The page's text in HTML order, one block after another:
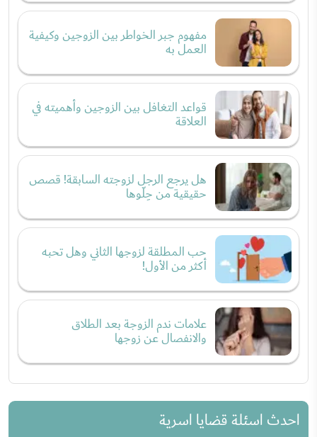
مفهوم جبر الخواطر بين الزوجين وكيفية
العمل به
قواعد التغافل بين الزوجين وأهميته في
العلاقة
هل يرجع الرجل لزوجته السابقة! قصص
حقيقية من حِلّوها
حب المطلقة لزوجها الثاني وهل تحبه
أكثر من الأول!
علامات ندم الزوجة بعد الطلاق
والانفصال عن زوجها
احدث اسئلة قضايا اسرية